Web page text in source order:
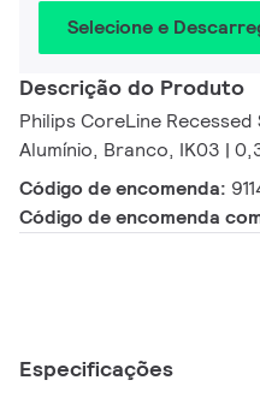
Selecione e
Descrição do Produto
Philips CoreLine
Alumínio, Branco, IK03 |
Código de encomenda:
Código de encomenda
Especificações